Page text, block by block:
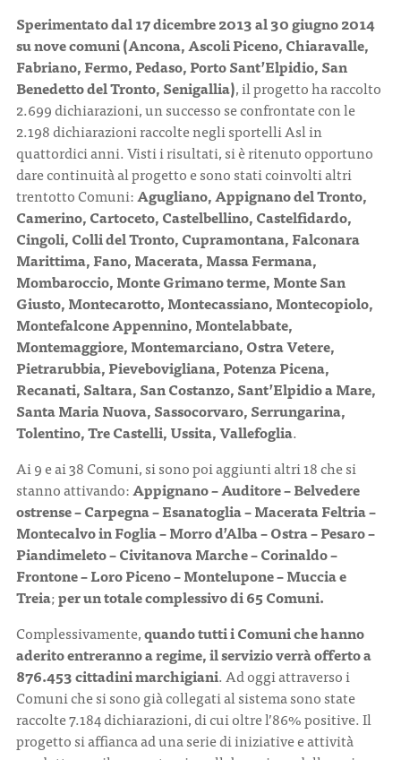
Sperimentato dal 17 dicembre 2013 al 30 giugno 2014
su nove comuni (Ancona, Ascoli Piceno, Chiaravalle,
Fabriano, Fermo, Pedaso, Porto Sant’Elpidio, San
Benedetto del Tronto, Senigallia), il progetto ha raccolto
2.699 dichiarazioni, un successo se confrontate con le
2.198 dichiarazioni raccolte negli sportelli Asl in
quattordici anni. Visti i risultati, si è ritenuto opportuno
dare continuità al progetto e sono stati coinvolti altri
trentotto Comuni:Agugliano, Appignano del Tronto,
Camerino, Cartoceto, Castelbellino, Castelfidardo,
Cingoli, Colli del Tronto, Cupramontana, Falconara
Marittima, Fano, Macerata, Massa Fermana,
Mombaroccio, Monte Grimano terme, Monte San
Giusto, Montecarotto, Montecassiano, Montecopiolo,
Montefalcone Appennino, Montelabbate,
Montemaggiore, Montemarciano, Ostra Vetere,
Pietrarubbia, Pievebovigliana, Potenza Picena,
Recanati, Saltara, San Costanzo, Sant’Elpidio a Mare,
Santa Maria Nuova, Sassocorvaro, Serrungarina,
Tolentino, Tre Castelli, Ussita, Vallefoglia.
Ai 9 e ai 38 Comuni, si sono poi aggiunti altri 18 che si
stanno attivando:Appignano – Auditore – Belvedere
ostrense – Carpegna – Esanatoglia – Macerata Feltria –
Montecalvo in Foglia – Morro d’Alba – Ostra – Pesaro –
Piandimeleto – Civitanova Marche – Corinaldo –
Frontone – Loro Piceno – Montelupone – Muccia e
Treia;per un totale complessivo di 65 Comuni.
Complessivamente,quando tutti i Comuni che hanno
aderito entreranno a regime, il servizio verrà offerto a
876.453 cittadini marchigiani. Ad oggi attraverso i
Comuni che si sono già collegati al sistema sono state
raccolte 7.184 dichiarazioni, di cui oltre l’86% positive. Il
progetto si affianca ad una serie di iniziative e attività